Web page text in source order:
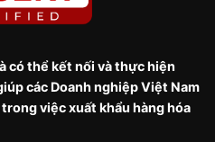
có thể kết nối và thực hiện
các Doanh nghiệp Việt Nam
việc xuất khẩu hàng hóa